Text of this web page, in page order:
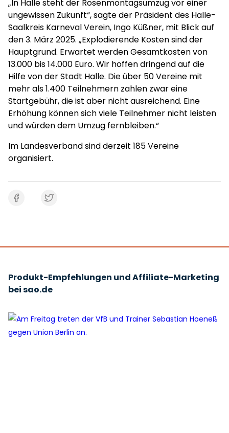
„In Halle steht der Rosenmontagsumzug vor einer
ungewissen Zukunft“, sagte der Präsident des Halle-
Saalkreis Karneval Verein, Ingo Küßner, mit Blick auf
den 3. März 2025. „Explodierende Kosten sind der
Hauptgrund. Erwartet werden Gesamtkosten von
13.000 bis 14.000 Euro. Wir hoffen dringend auf die
Hilfe von der Stadt Halle. Die über 50 Vereine mit
mehr als 1.400 Teilnehmern zahlen zwar eine
Startgebühr, die ist aber nicht ausreichend. Eine
Erhöhung können sich viele Teilnehmer nicht leisten
und würden dem Umzug fernbleiben.“
Im Landesverband sind derzeit 185 Vereine
organisiert.
Produkt-Empfehlungen und Affiliate-Marketing
bei sao.de